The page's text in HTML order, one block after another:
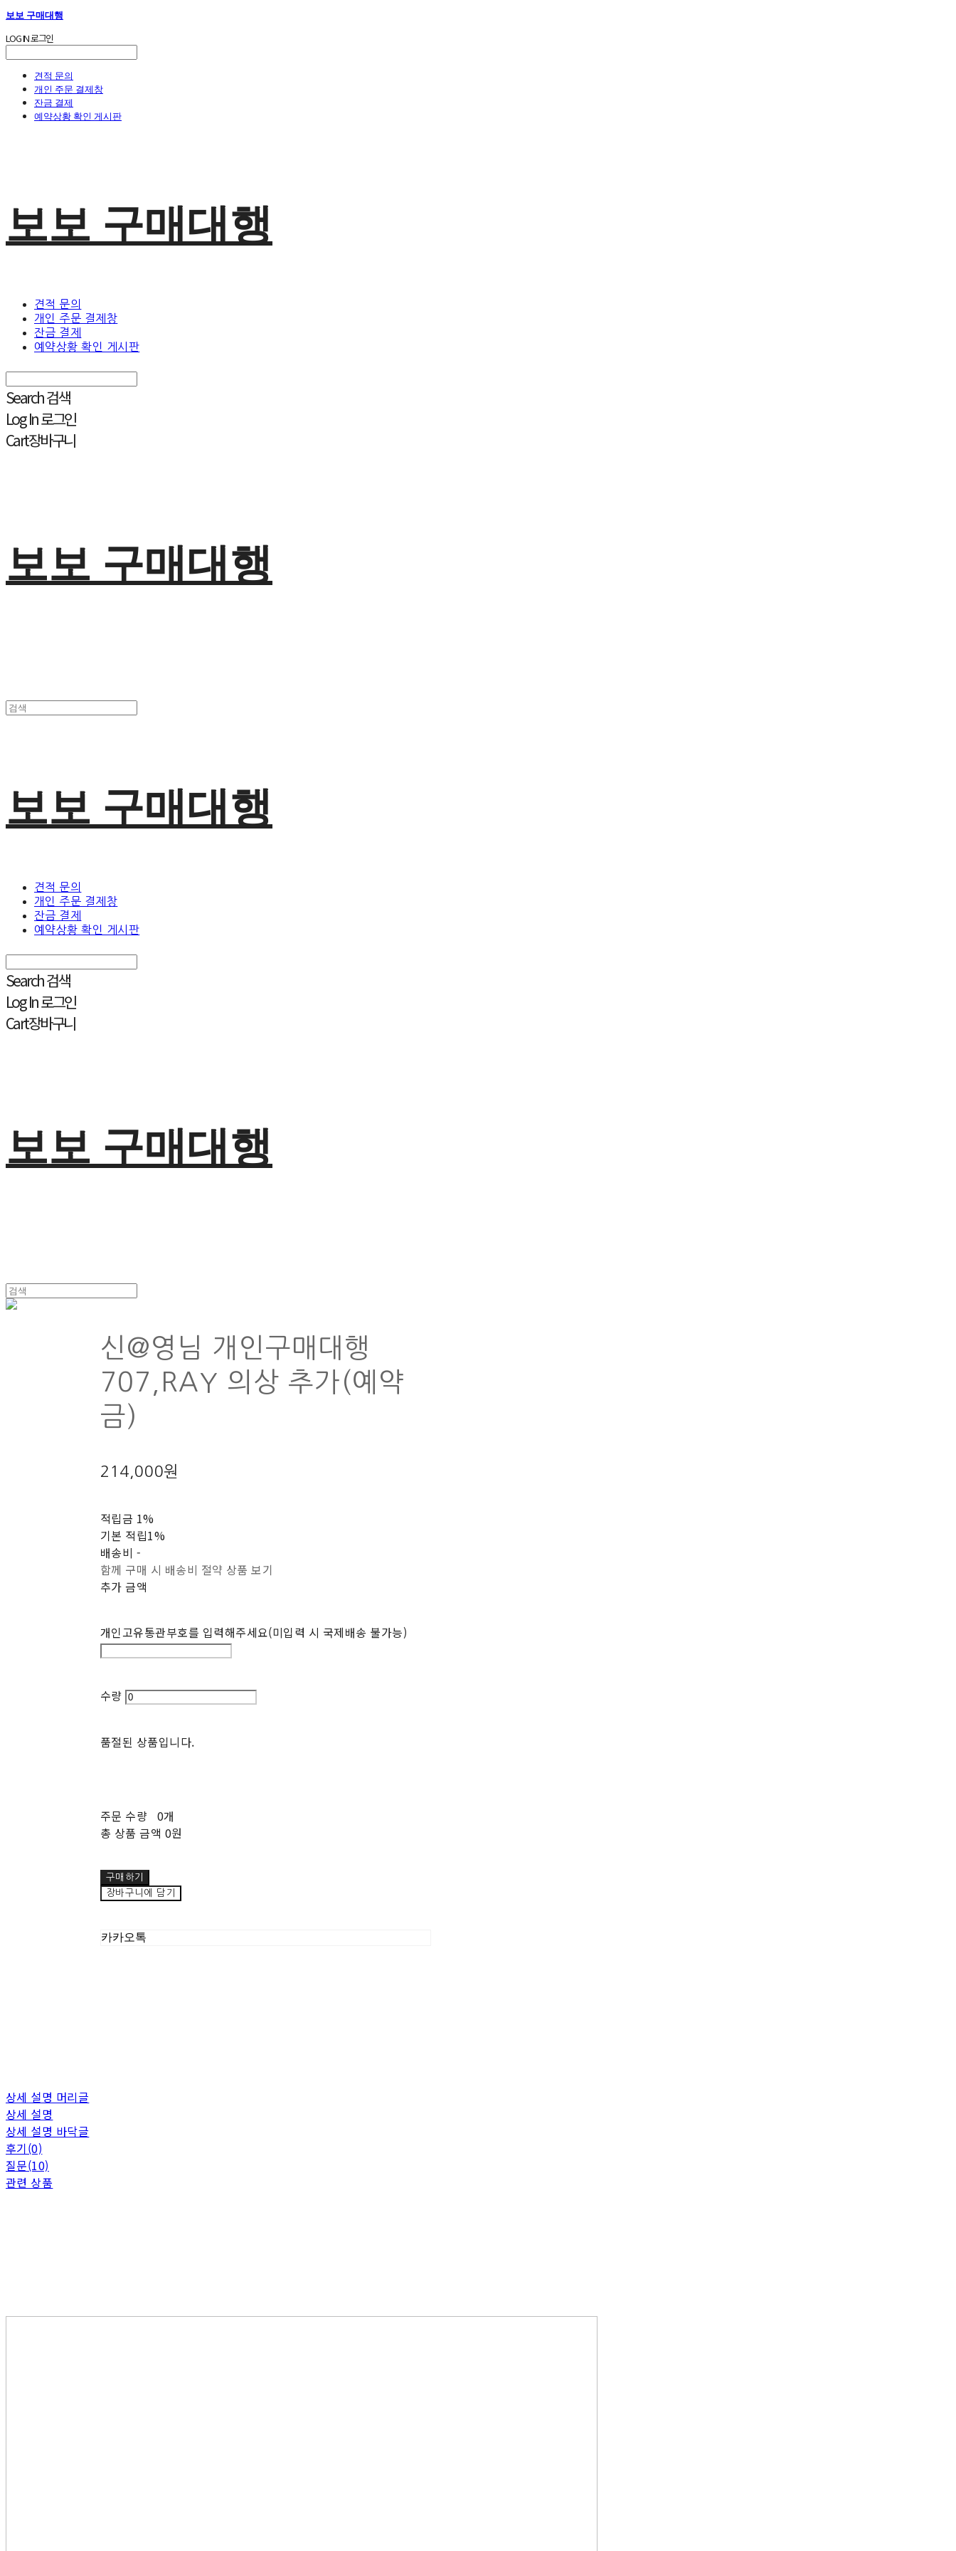
보보 구매대행
LOG IN로그인
견적 문의
개인 주문 결제창
잔금 결제
예약상황 확인 게시판
보보 구매대행
견적 문의
개인 주문 결제창
잔금 결제
예약상황 확인 게시판
Search검색
Log In로그인
Cart장바구니
보보 구매대행
보보 구매대행
견적 문의
개인 주문 결제창
잔금 결제
예약상황 확인 게시판
Search검색
Log In로그인
Cart장바구니
보보 구매대행
신@영님 개인구매대행
707,RAY 의상 추가(예약
금)
214,000원
적립금 1%
기본 적립1%
배송비 -
함께 구매 시 배송비 절약 상품 보기
추가 금액
개인고유통관부호를 입력해주세요(미입력 시 국제배송 불가능)
수량
품절된 상품입니다.
주문 수량 0개
총 상품 금액 0원
구매하기
장바구니에 담기
카카오톡
상세 설명 머리글
상세 설명
상세 설명 바닥글
후기(0)
질문(10)
관련 상품